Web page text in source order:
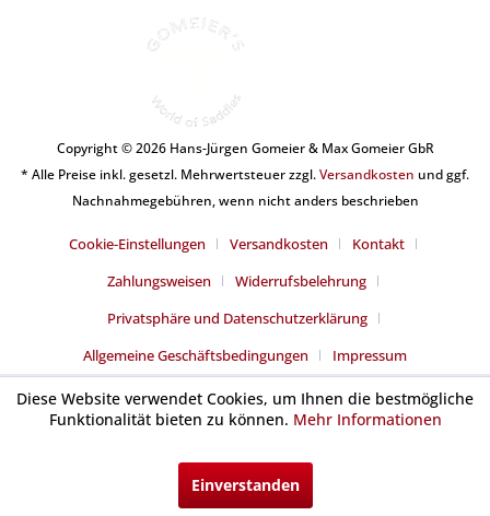
Copyright © 2026 Hans-Jürgen Gomeier & Max Gomeier GbR
* Alle Preise inkl. gesetzl. Mehrwertsteuer zzgl.Versandkosten und ggf.
Nachnahmegebühren, wenn nicht anders beschrieben
Cookie-Einstellungen Versandkosten
Kontakt
Zahlungsweisen
Widerrufsbelehrung
Privatsphäre und Datenschutzerklärung
Allgemeine Geschäftsbedingungen
Impressum
Diese Website verwendet Cookies, um Ihnen die bestmögliche
Funktionalität bieten zu können. Mehr Informationen
Einverstanden